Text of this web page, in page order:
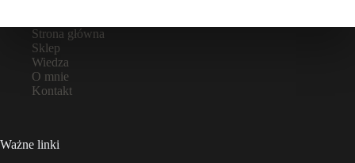
Strona główna
Sklep
Wiedza
O mnie
Kontakt
Ważne linki